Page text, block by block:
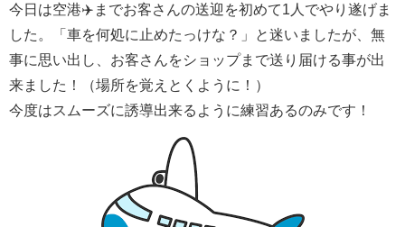
今日は空港✈️までお客さんの送迎を初めて1人でやり遂げま
した。「車を何処に止めたっけな？」と迷いましたが、無
事に思い出し、お客さんをショップまで送り届ける事が出
来ました！（場所を覚えとくように！）
今度はスムーズに誘導出来るように練習あるのみです！